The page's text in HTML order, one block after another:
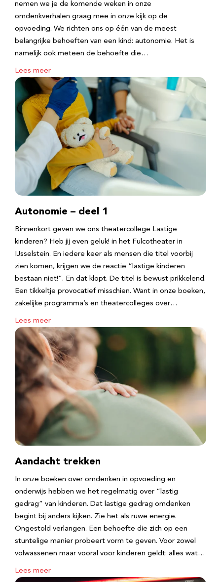
nemen we je de komende weken in onze
omdenkverhalen graag mee in onze kijk op de
opvoeding. We richten ons op één van de meest
belangrijke behoeften van een kind: autonomie. Het is
namelijk ook meteen de behoefte die…
Lees meer
Autonomie – deel 1
Binnenkort geven we ons theatercollege Lastige
kinderen? Heb jij even geluk! in het Fulcotheater in
IJsselstein. En iedere keer als mensen die titel voorbij
zien komen, krijgen we de reactie “lastige kinderen
bestaan niet!”. En dat klopt. De titel is bewust prikkelend.
Een tikkeltje provocatief misschien. Want in onze boeken,
zakelijke programma’s en theatercolleges over…
Lees meer
Aandacht trekken
In onze boeken over omdenken in opvoeding en
onderwijs hebben we het regelmatig over “lastig
gedrag” van kinderen. Dat lastige gedrag omdenken
begint bij anders kijken. Zie het als ruwe energie.
Ongestold verlangen. Een behoefte die zich op een
stuntelige manier probeert vorm te geven. Voor zowel
volwassenen maar vooral voor kinderen geldt: alles wat…
Lees meer